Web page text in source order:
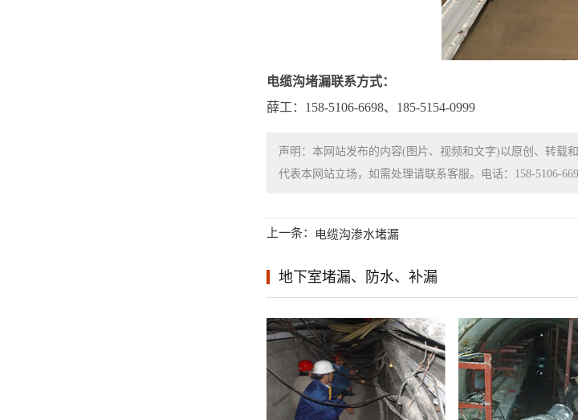
电缆沟堵漏联系方式：
薛工：158-5106-6698、185-5154-0999
声明：本网站发布的内容(图片、视频和文字)以原创、转载
代表本网站立场，如需处理请联系客服。电话：158-5106-
上一条： 电缆沟渗水堵漏
地下室堵漏、防水、补漏